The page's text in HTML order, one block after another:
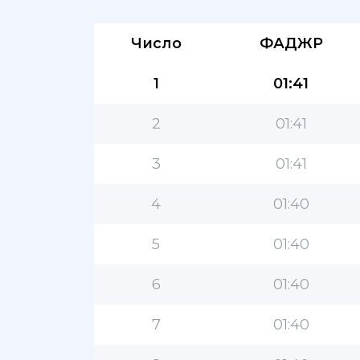
Число ФАДЖР
1 01:41
2 01:41
3 01:41
4 01:40
5 01:40
6 01:40
7 01:40